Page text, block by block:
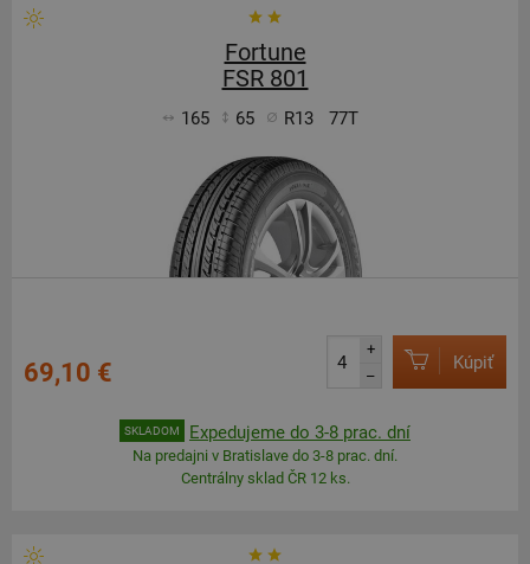
Fortune
FSR 801
165 65 R13 77T
69,10 €
+
–
Kúpiť
SKLADOM Expedujeme do 3-8 prac. dní
Na predajni v Bratislave do 3-8 prac. dní.
Centrálny sklad ČR 12 ks.